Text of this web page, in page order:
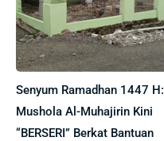
Senyum Ramadhan 1447 H:
Mushola Al-Muhajirin Kini
“BERSERI” Berkat Bantuan